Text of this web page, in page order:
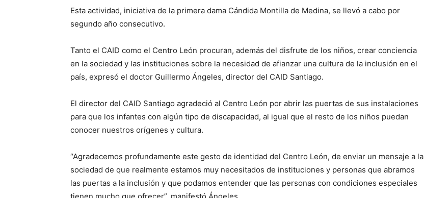
Esta actividad, iniciativa de la primera dama Cándida Montilla de Medina, se llevó a cabo por
segundo año consecutivo.
Tanto el CAID como el Centro León procuran, además del disfrute de los niños, crear conciencia
en la sociedad y las instituciones sobre la necesidad de afianzar una cultura de la inclusión en el
país, expresó el doctor Guillermo Ángeles, director del CAID Santiago.
El director del CAID Santiago agradeció al Centro León por abrir las puertas de sus instalaciones
para que los infantes con algún tipo de discapacidad, al igual que el resto de los niños puedan
conocer nuestros orígenes y cultura.
“Agradecemos profundamente este gesto de identidad del Centro León, de enviar un mensaje a la
sociedad de que realmente estamos muy necesitados de instituciones y personas que abramos
las puertas a la inclusión y que podamos entender que las personas con condiciones especiales